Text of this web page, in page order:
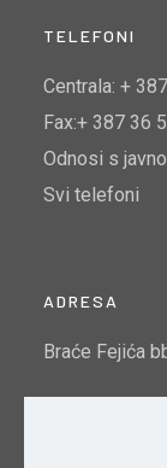
TELEFONI
Centrala: +
Fax:+ 387 36
Odnosi s
Svi telefoni
ADRESA
Braće Fejića
Indeks